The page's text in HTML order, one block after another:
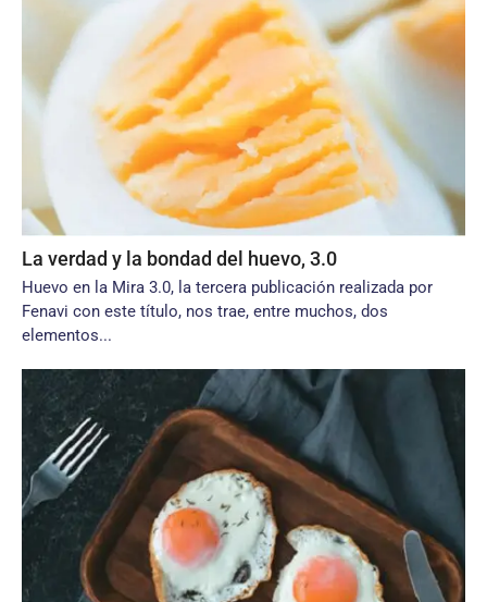
La verdad y la bondad del huevo, 3.0
Huevo en la Mira 3.0, la tercera publicación realizada por
Fenavi con este título, nos trae, entre muchos, dos
elementos...